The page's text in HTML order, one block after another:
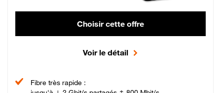
Choisir cette offre
Voir le détail
Fibre très rapide :